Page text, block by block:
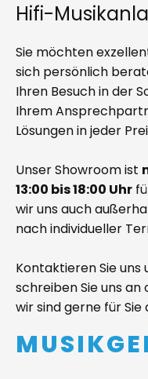
Hifi-
Sie möchten
sich persönlich
Ihren Besuch in der
Ihrem
Lösungen in jeder
Unser Showroom ist
13:00 bis 18:00 Uhr
wir uns auch
nach individueller
Kontaktieren Sie uns
schreiben Sie uns an
wir sind gerne für Sie